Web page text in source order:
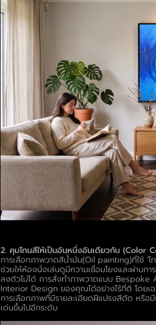
2. คุมโทนสีให้เป็นอันหนึ่งอันเดียวกัน (Color
การเลือกภาพวาดสีน้ำมัน(Oil painting)ที่ใช้ '
ช่วยให้ห้องนั่งเล่นดูมีความเชื่อมโยงและผ่าน
ลงตัวไม่ได้ การสั่งทำภาพวาดแบบ Bespoke
Interior Design ของคุณได้อย่างไร้ที่ติ โดยเฉ
การเลือกภาพที่มีรายละเอียดฝีแปรงสีตัด หรือ
เด่นขึ้นไปอีกระดับ